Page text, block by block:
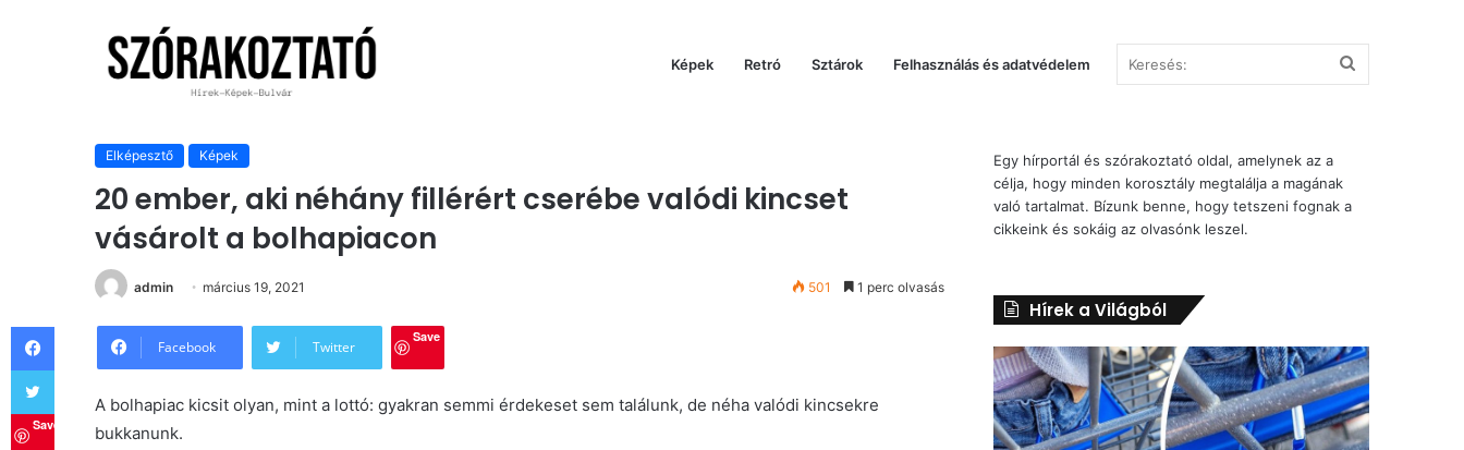
Képek Retró Sztárok Felhasználás és adatvédelem
Elképesztő Képek
20 ember, aki néhány fillérért cserébe valódi kincset
vásárolt a bolhapiacon
admin március 19, 2021 501 1 perc olvasás
Facebook Twitter
Save
A bolhapiac kicsit olyan, mint a lottó: gyakran semmi érdekeset sem találunk, de néha valódi kincsekre
bukkanunk.
Egy hírportál és szórakoztató oldal, amelynek az a
célja, hogy minden korosztály megtalálja a magának
való tartalmat. Bízunk benne, hogy tetszeni fognak a
cikkeink és sokáig az olvasónk leszel.
Hírek a Világból
Facebook
Twitter
Save